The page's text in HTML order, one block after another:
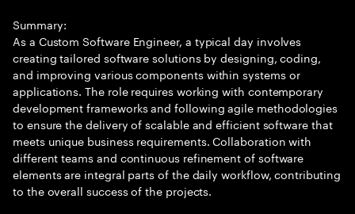
Summary:
As a Custom Software Engineer, a typical day involves
creating tailored software solutions by designing, coding,
and improving various components within systems or
applications. The role requires working with contemporary
development frameworks and following agile methodologies
to ensure the delivery of scalable and efficient software that
meets unique business requirements. Collaboration with
different teams and continuous refinement of software
elements are integral parts of the daily workflow, contributing
to the overall success of the projects.